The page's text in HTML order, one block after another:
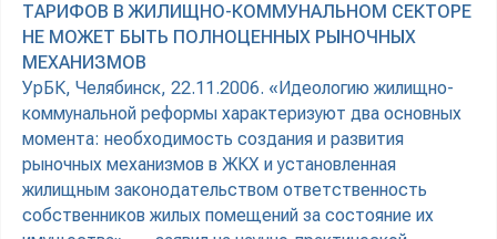
ТАРИФОВ В ЖИЛИЩНО-КОММУНАЛЬНОМ СЕКТОРЕ
НЕ МОЖЕТ БЫТЬ ПОЛНОЦЕННЫХ РЫНОЧНЫХ
МЕХАНИЗМОВ
УрБК, Челябинск, 22.11.2006. «Идеологию жилищно-
коммунальной реформы характеризуют два основных
момента: необходимость создания и развития
рыночных механизмов в ЖКХ и установленная
жилищным законодательством ответственность
собственников жилых помещений за состояние их